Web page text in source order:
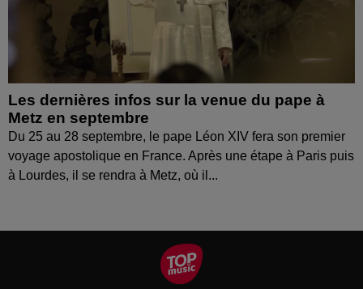
Les dernières infos sur la venue du pape à
Metz en septembre
Du 25 au 28 septembre, le pape Léon XIV fera son premier
voyage apostolique en France. Après une étape à Paris puis
à Lourdes, il se rendra à Metz, où il...